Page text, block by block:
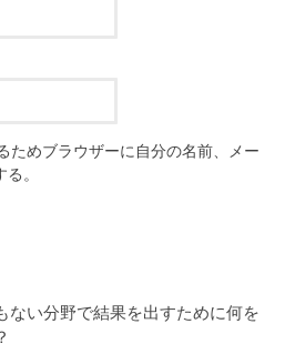
ためブラウザーに自分の名前、メー
。
ない分野で結果を出すために何を